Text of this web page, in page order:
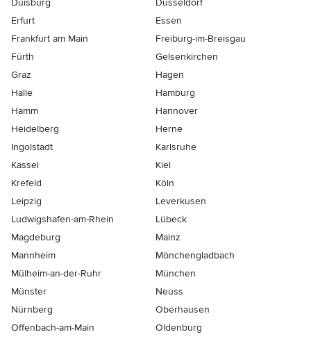
Duisburg
Düsseldorf
Erfurt
Essen
Frankfurt am Main
Freiburg-im-Breisgau
Fürth
Gelsenkirchen
Graz
Hagen
Halle
Hamburg
Hamm
Hannover
Heidelberg
Herne
Ingolstadt
Karlsruhe
Kassel
Kiel
Krefeld
Köln
Leipzig
Leverkusen
Ludwigshafen-am-Rhein
Lübeck
Magdeburg
Mainz
Mannheim
Mönchen­gladbach
Mülheim-an-der-Ruhr
München
Münster
Neuss
Nürnberg
Oberhausen
Offenbach-am-Main
Oldenburg